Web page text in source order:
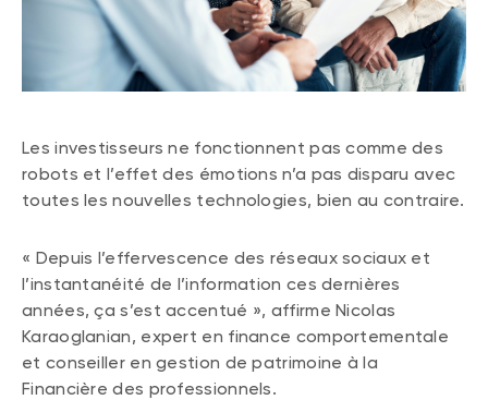
Les investisseurs ne fonctionnent pas comme des
robots et l’effet des émotions n’a pas disparu avec
toutes les nouvelles technologies, bien au contraire.
« Depuis l’effervescence des réseaux sociaux et
l’instantanéité de l’information ces dernières
années, ça s’est accentué », affirme Nicolas
Karaoglanian, expert en finance comportementale
et conseiller en gestion de patrimoine à la
Financière des professionnels.